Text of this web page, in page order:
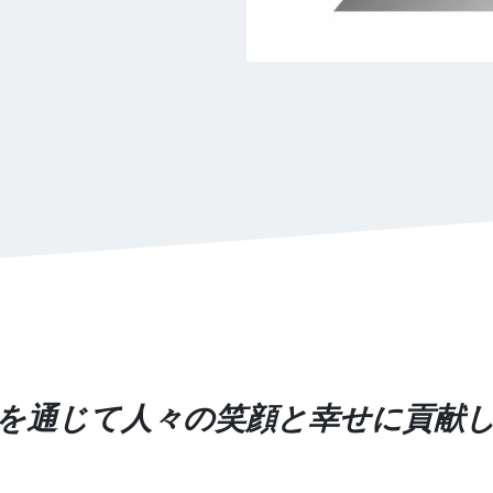
通じて人々の笑顔と幸せに貢献